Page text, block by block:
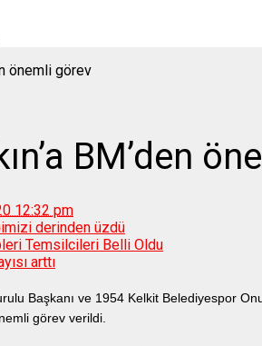
BM’den
12:32 pm
derinden üzdü
Temsilcileri Belli Oldu
arttı
Başkanı ve 1954 Kelkit Belediyespor
görev verildi.